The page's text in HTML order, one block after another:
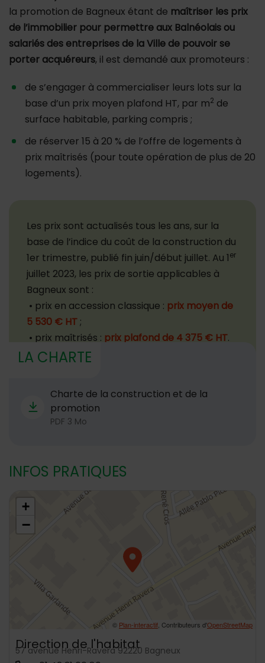
la promotion de Bagneux étant de maîtriser les prix
de l’immobilier pour permettre aux Balnéolais ou
salariés des entreprises de la Ville de pouvoir se
porter acquéreurs, il est demandé aux promoteurs :
de s’engager à commercialiser leurs lots sur la
base d’un prix moyen plafond HT, par m2 de
surface habitable, parking compris ;
de réserver 15 à 20 % de l’offre de logements à
prix maîtrisés (pour toute opération de plus de 20
logements).
Les prix sont actualisés tous les ans, sur la
base de l’indice du coût de la construction du
1er trimestre, publié fin juin/début juillet. Au 1er
juillet 2023, les prix de sortie applicables à
Bagneux sont :
• prix en accession classique : prix moyen de
5 530 € HT;
• prix maîtrisés : prix plafond de 4 375 € HT.
LA CHARTE
Charte de la construction et de la
promotion
PDF 3 Mo
INFOS PRATIQUES
48.7989059,2.304048
+
−
© Plan-interactif , Contributeurs d'OpenStreetMap
Direction de l'habitat
57 avenue Henri-Ravera 92220 Bagneux